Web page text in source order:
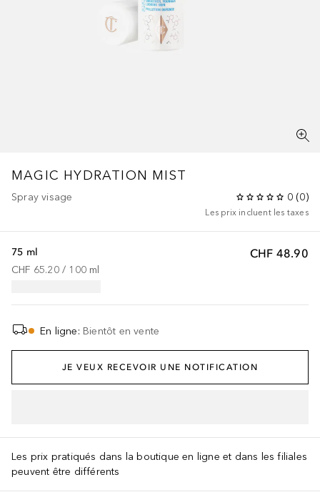
MAGIC HYDRATION MIST
Spray visage 0 (0)
Les prix incluent les taxes
CHF 48.90
75 ml
CHF 65.20 / 100 ml
En ligne: Bientôt en vente
JE VEUX RECEVOIR UNE NOTIFICATION
Les prix pratiqués dans la boutique en ligne et dans les filiales
peuvent être différents